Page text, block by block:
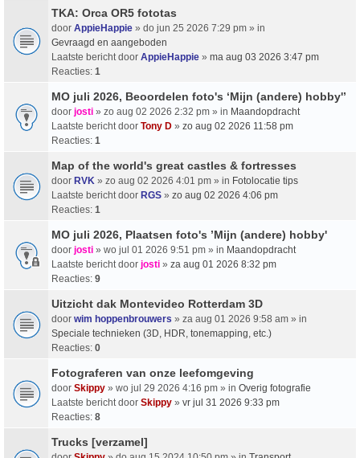
TKA: Orca OR5 fototas
door AppieHappie » do jun 25 2026 7:29 pm » in
Gevraagd en aangeboden
Laatste bericht door AppieHappie » ma aug 03 2026 3:47 pm
Reacties: 1
MO juli 2026, Beoordelen foto's ‘Mijn (andere) hobby'’
door josti » zo aug 02 2026 2:32 pm » in Maandopdracht
Laatste bericht door Tony D » zo aug 02 2026 11:58 pm
Reacties: 1
Map of the world's great castles & fortresses
door RVK » zo aug 02 2026 4:01 pm » in Fotolocatie tips
Laatste bericht door RGS » zo aug 02 2026 4:06 pm
Reacties: 1
MO juli 2026, Plaatsen foto's ’Mijn (andere) hobby'
door josti » wo jul 01 2026 9:51 pm » in Maandopdracht
Laatste bericht door josti » za aug 01 2026 8:32 pm
Reacties: 9
Uitzicht dak Montevideo Rotterdam 3D
door wim hoppenbrouwers » za aug 01 2026 9:58 am » in
Speciale technieken (3D, HDR, tonemapping, etc.)
Reacties: 0
Fotograferen van onze leefomgeving
door Skippy » wo jul 29 2026 4:16 pm » in Overig fotografie
Laatste bericht door Skippy » vr jul 31 2026 9:33 pm
Reacties: 8
Trucks [verzamel]